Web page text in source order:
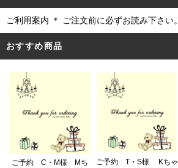
ご利用案内 ＊ ご注文前に必ずお読み下さい。
おすすめ商品
ご予約 C・M様 Mち
ご予約 T・S様 Kちゃ